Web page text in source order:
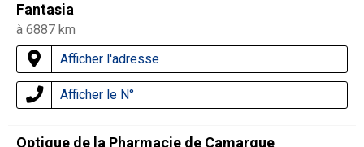
Fantasia
à 6887 km
Afficher l'adresse
Afficher le N°
Optique de la Pharmacie de Camargue